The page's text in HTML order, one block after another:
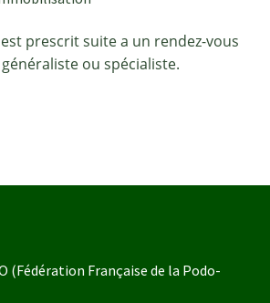
prescrit suite a un rendez-vous
ou spécialiste.
(Fédération Française de la Podo-